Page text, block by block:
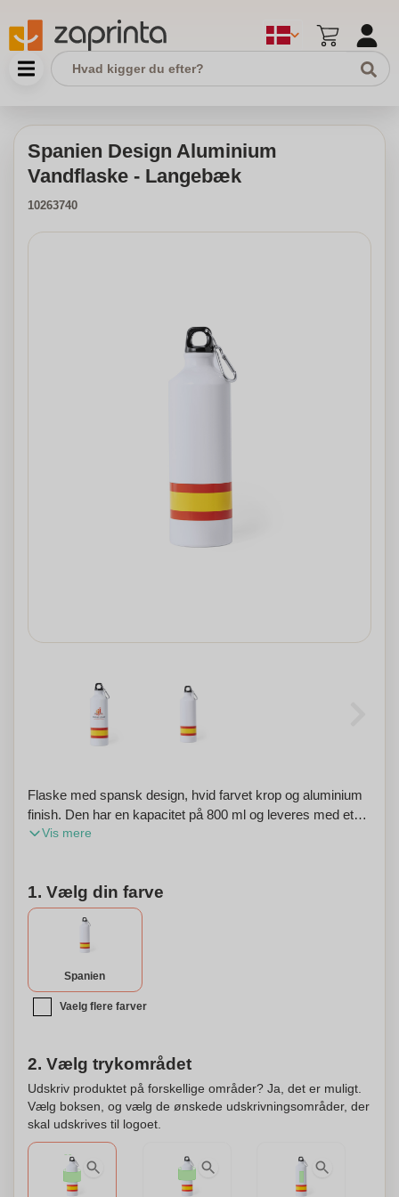
Spanien Design Aluminium
Vandflaske - Langebæk
10263740
Flaske med spansk design, hvid farvet krop og aluminium
finish. Den har en kapacitet på 800 ml og leveres med et
BPA-fri skruelåg og karabinhage til transport. Flasken
Vis mere
1. Vælg din farve
Spanien
Vaelg flere farver
2. Vælg trykområdet
Udskriv produktet på forskellige områder? Ja, det er muligt.
Vælg boksen, og vælg de ønskede udskrivningsområder, der
skal udskrives til logoet.